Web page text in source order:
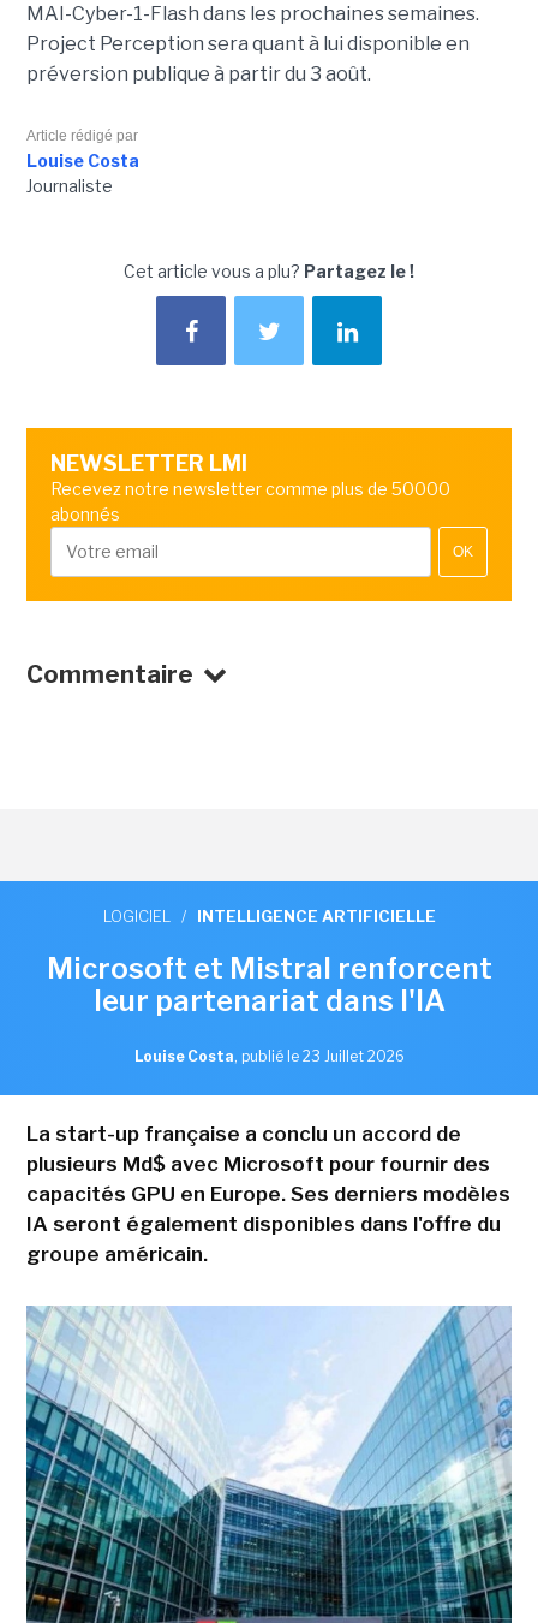
MAI-Cyber-1-Flash dans les prochaines semaines.
Project Perception sera quant à lui disponible en
préversion publique à partir du 3 août.
Article rédigé par
Louise Costa
Journaliste
Cet article vous a plu? Partagez le !
NEWSLETTER LMI
Recevez notre newsletter comme plus de 50000
abonnés
OK
Commentaire
LOGICIEL / INTELLIGENCE ARTIFICIELLE
Microsoft et Mistral renforcent
leur partenariat dans l'IA
Louise Costa, publié le 23 Juillet 2026
La start-up française a conclu un accord de
plusieurs Md$ avec Microsoft pour fournir des
capacités GPU en Europe. Ses derniers modèles
IA seront également disponibles dans l'offre du
groupe américain.